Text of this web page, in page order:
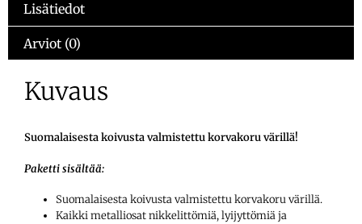
Lisätiedot
Arviot (0)
Kuvaus
Suomalaisesta koivusta valmistettu korvakoru värillä!
Paketti sisältää:
Suomalaisesta koivusta valmistettu korvakoru värillä.
Kaikki metalliosat nikkelittömiä, lyijyttömiä ja